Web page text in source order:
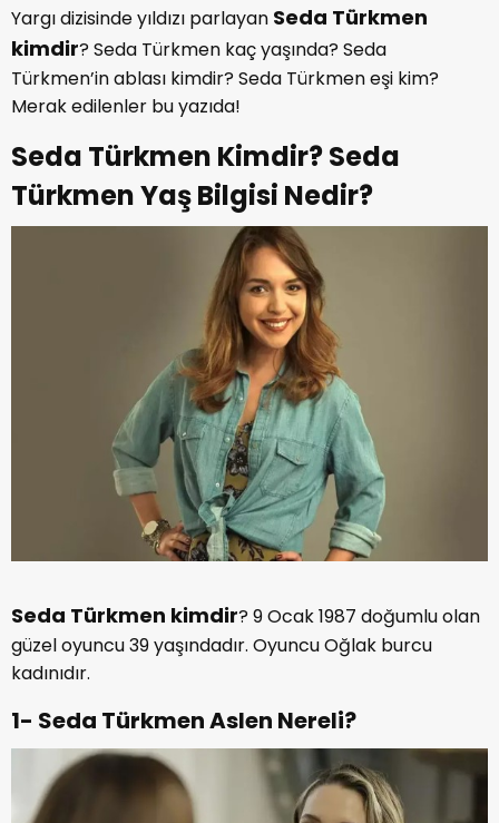
Yargı dizisinde yıldızı parlayan Seda Türkmen
kimdir? Seda Türkmen kaç yaşında? Seda
Türkmen’in ablası kimdir? Seda Türkmen eşi kim?
Merak edilenler bu yazıda!
Seda Türkmen Kimdir? Seda
Türkmen Yaş Bilgisi Nedir?
Seda Türkmen kimdir? 9 Ocak 1987 doğumlu olan
güzel oyuncu 39 yaşındadır. Oyuncu Oğlak burcu
kadınıdır.
1- Seda Türkmen Aslen Nereli?